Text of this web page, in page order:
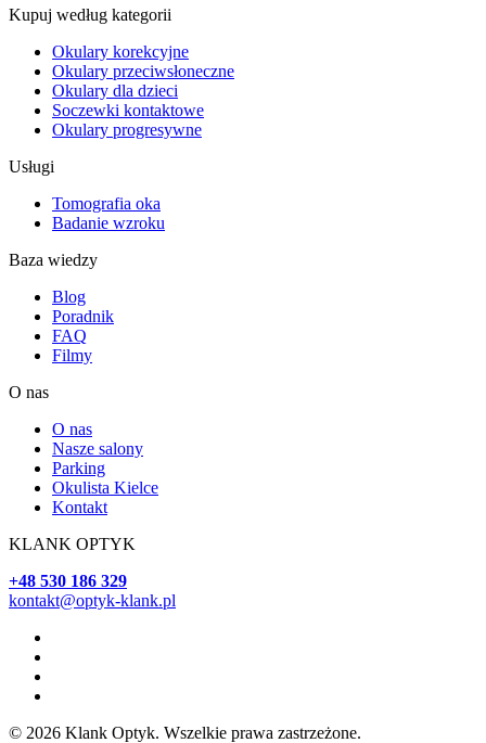
Kupuj według kategorii
Okulary korekcyjne
Okulary przeciwsłoneczne
Okulary dla dzieci
Soczewki kontaktowe
Okulary progresywne
Usługi
Tomografia oka
Badanie wzroku
Baza wiedzy
Blog
Poradnik
FAQ
Filmy
O nas
O nas
Nasze salony
Parking
Okulista Kielce
Kontakt
KLANK OPTYK
+48 530 186 329
kontakt@optyk-klank.pl
© 2026 Klank Optyk. Wszelkie prawa zastrzeżone.